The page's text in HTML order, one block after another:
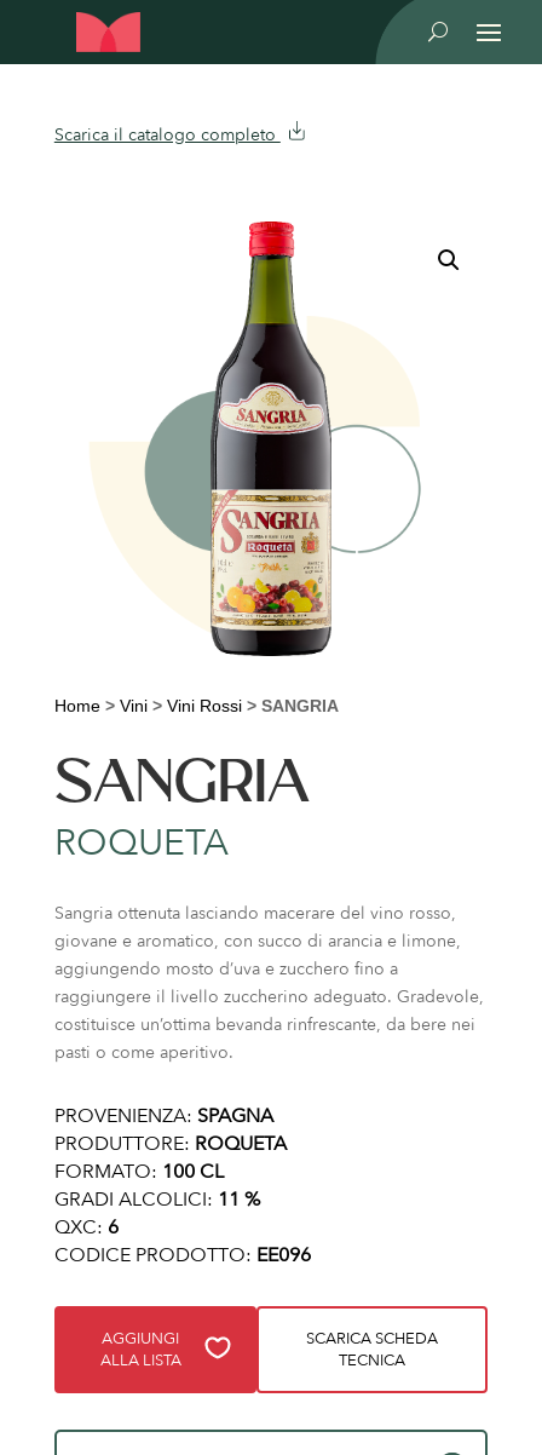
U
Scarica il catalogo completo
Home> Vini> Vini Rossi> SANGRIA
SANGRIA
ROQUETA
Sangria ottenuta lasciando macerare del vino rosso,
giovane e aromatico, con succo di arancia e limone,
aggiungendo mosto d’uva e zucchero fino a
raggiungere il livello zuccherino adeguato. Gradevole,
costituisce un’ottima bevanda rinfrescante, da bere nei
pasti o come aperitivo.
PROVENIENZA: SPAGNA
PRODUTTORE: ROQUETA
FORMATO: 100 CL
GRADI ALCOLICI: 11 %
QXC: 6
CODICE PRODOTTO: EE096
AGGIUNGI
ALLA LISTA
SCARICA SCHEDA
TECNICA